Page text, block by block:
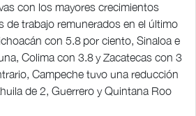
con los mayores crecimientos
de trabajo remunerados en el último
con 5.8 por ciento, Sinaloa e
Colima con 3.8 y Zacatecas con 3
Campeche tuvo una reducción
de 2, Guerrero y Quintana Roo